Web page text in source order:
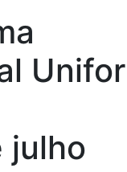
Unifor
julho